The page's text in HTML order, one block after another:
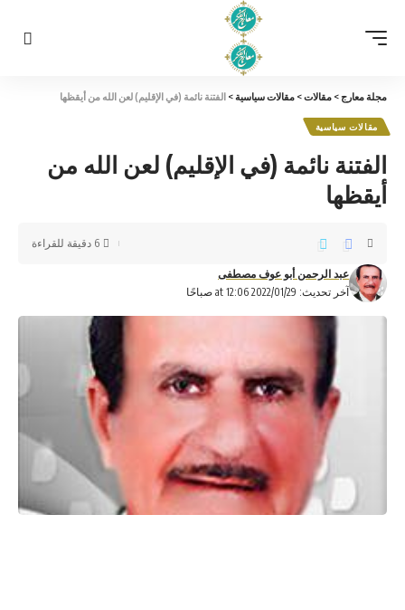
مجلة معارج> مقالات> مقالات سياسية> الفتنة نائمة (في الإقليم) لعن الله من أيقظها
مقالات سياسية
الفتنة نائمة (في الإقليم) لعن الله من
أيقظها
آخر تحديث: 2022/01/29 at 12:06 صباحًا
عبد الرحمن أبو عوف مصطفى
6 دقيقة للقراءة